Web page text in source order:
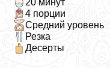
4 порции
Средний уровень
Резка
Десерты